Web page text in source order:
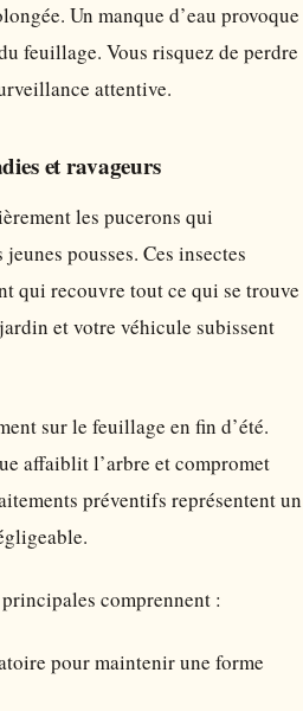
Un manque d’eau provoque
feuillage. Vous risquez de perdre
attentive.
et ravageurs
les pucerons qui
pousses. Ces insectes
qui recouvre tout ce qui se trouve
et votre véhicule subissent
sur le feuillage en fin d’été.
affaiblit l’arbre et compromet
préventifs représentent un
comprennent :
pour maintenir une forme